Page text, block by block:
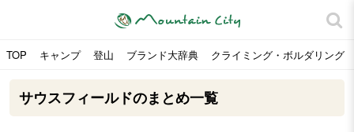
TOP キャンプ 登山 ブランド大辞典 クライミング・ボルダリング
サウスフィールドのまとめ一覧